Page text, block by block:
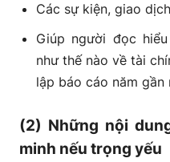
Các sự kiện, giao
Giúp người đọc
như thế nào về tài
lập báo cáo năm gần
(2) Những nội
minh nếu trọng yếu